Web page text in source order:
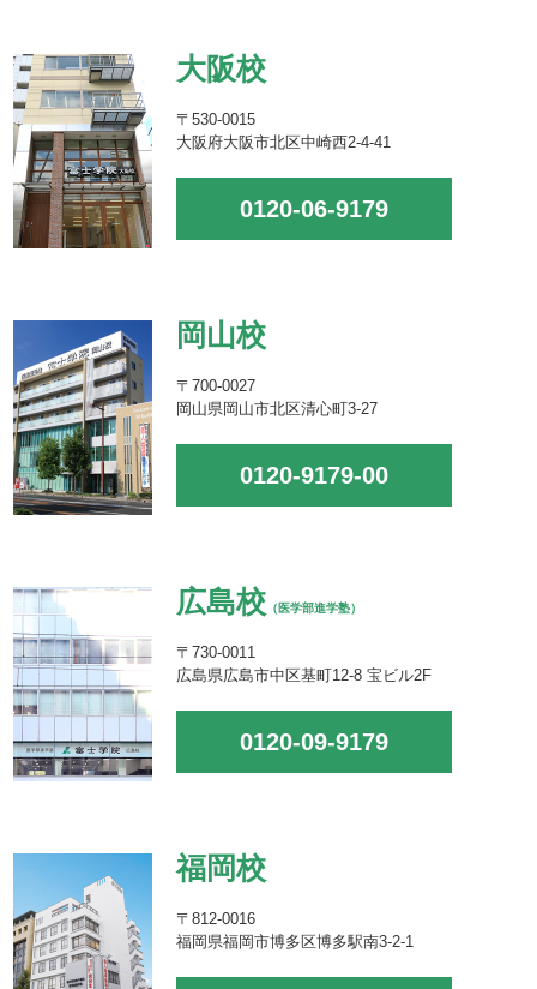
大阪校
〒530-0015
大阪府大阪市北区中崎西2-4-41
0120-06-9179
岡山校
〒700-0027
岡山県岡山市北区清心町3-27
0120-9179-00
広島校 （医学部進学塾）
〒730-0011
広島県広島市中区基町12-8 宝ビル2F
0120-09-9179
福岡校
〒812-0016
福岡県福岡市博多区博多駅南3-2-1